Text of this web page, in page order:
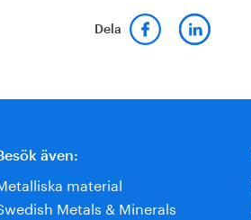
Dela
även:
material
Metals & Minerals